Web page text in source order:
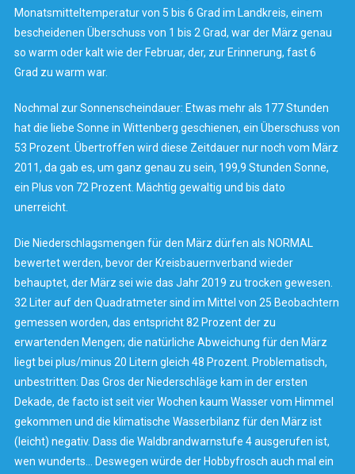
Monatsmitteltemperatur von 5 bis 6 Grad im Landkreis, einem
bescheidenen Überschuss von 1 bis 2 Grad, war der März genau
so warm oder kalt wie der Februar, der, zur Erinnerung, fast 6
Grad zu warm war.
Nochmal zur Sonnenscheindauer: Etwas mehr als 177 Stunden
hat die liebe Sonne in Wittenberg geschienen, ein Überschuss von
53 Prozent. Übertroffen wird diese Zeitdauer nur noch vom März
2011, da gab es, um ganz genau zu sein, 199,9 Stunden Sonne,
ein Plus von 72 Prozent. Mächtig gewaltig und bis dato
unerreicht.
Die Niederschlagsmengen für den März dürfen als NORMAL
bewertet werden, bevor der Kreisbauernverband wieder
behauptet, der März sei wie das Jahr 2019 zu trocken gewesen.
32 Liter auf den Quadratmeter sind im Mittel von 25 Beobachtern
gemessen worden, das entspricht 82 Prozent der zu
erwartenden Mengen; die natürliche Abweichung für den März
liegt bei plus/minus 20 Litern gleich 48 Prozent. Problematisch,
unbestritten: Das Gros der Niederschläge kam in der ersten
Dekade, de facto ist seit vier Wochen kaum Wasser vom Himmel
gekommen und die klimatische Wasserbilanz für den März ist
(leicht) negativ. Dass die Waldbrandwarnstufe 4 ausgerufen ist,
wen wunderts… Deswegen würde der Hobbyfrosch auch mal ein